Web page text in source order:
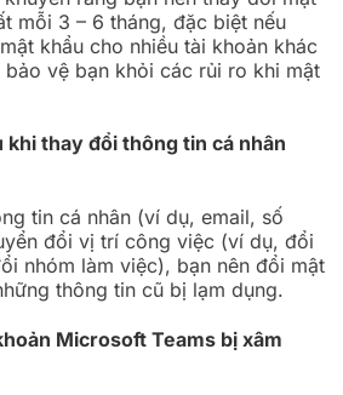
mỗi 3 – 6 tháng, đặc biệt nếu
khẩu cho nhiều tài khoản khác
vệ bạn khỏi các rủi ro khi mật
khi thay đổi thông tin cá nhân
tin cá nhân (ví dụ, email, số
đổi vị trí công việc (ví dụ, đổi
nhóm làm việc), bạn nên đổi mật
thông tin cũ bị lạm dụng.
Microsoft Teams bị xâm